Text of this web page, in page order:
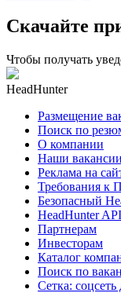
Скачайте
Чтобы получать
HeadHunter
Размещение
Поиск по
О компании
Наши вакансии
Реклама на
Требования к
Безопасный
HeadHunter API
Партнерам
Инвесторам
Каталог
Поиск по
Сетка: соцсеть